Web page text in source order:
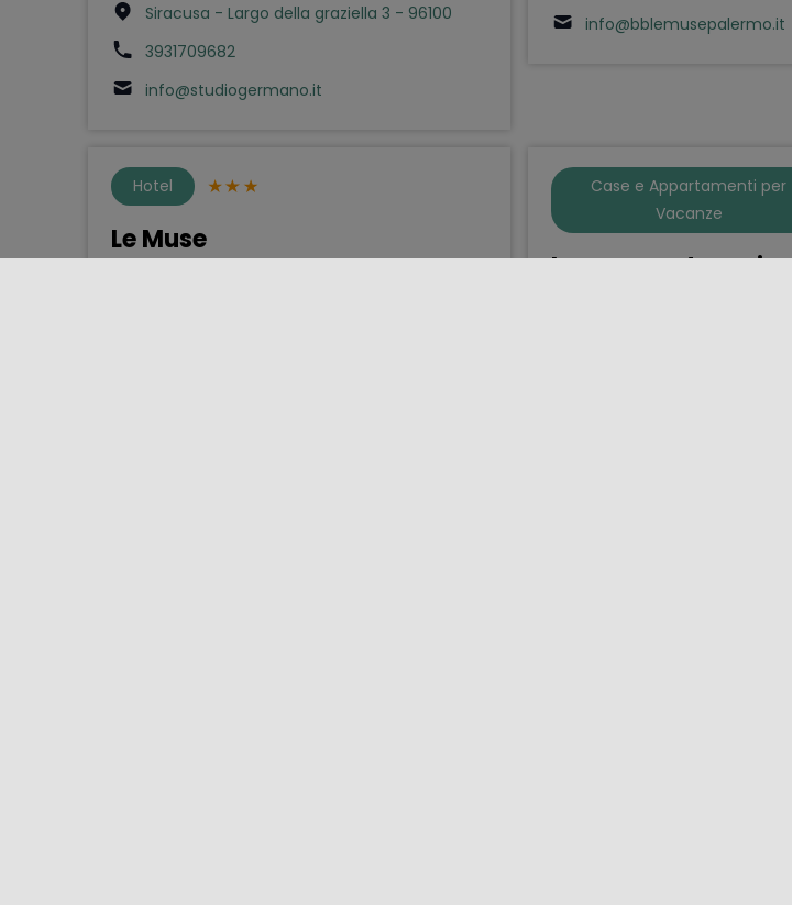
Siracusa - Largo della graziella 3 - 96100
3931709682
info@studiogermano.it
info@bblemusepalermo.it
Hotel
Le Muse
Case e Appartamenti per
Vacanze
Le muse catanesi